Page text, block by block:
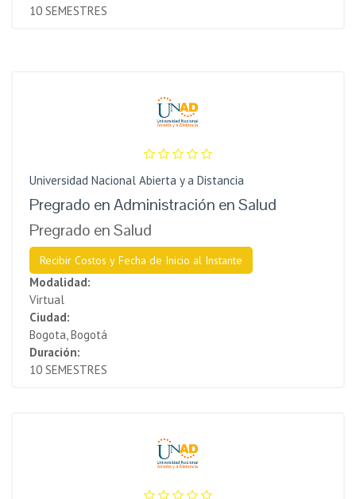
10 SEMESTRES
Universidad Nacional Abierta y a Distancia
Pregrado en Administración en Salud
Pregrado en Salud
Recibir Costos y Fecha de Inicio al Instante
Modalidad:
Virtual
Ciudad:
Bogota, Bogotá
Duración:
10 SEMESTRES